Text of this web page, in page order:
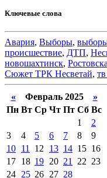
Ключевые слова
Авария, Выборы,
происшествие, ДТП,
новошахтинск,
Сюжет ТРК Несветай,
«Февраль 2025 »
Пн Вт Ср Чт Пт Сб Вс
1
2
3
4 5 6 7 8
9
10 11 12 13 14 15 16
17 18 19 20 21 22 23
24 25 26 27 28